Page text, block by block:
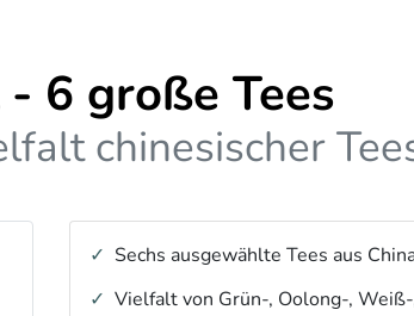
6 große Tees
chinesischer
Sechs ausgewählte Tees aus
Vielfalt von Grün-, Oolong-,